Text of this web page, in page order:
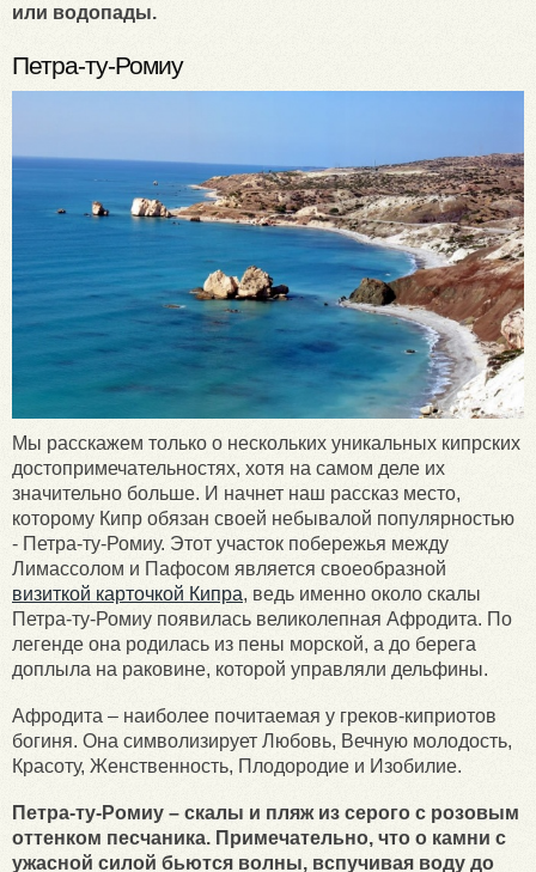
или водопады.
Петра-ту-Ромиу
Мы расскажем только о нескольких уникальных кипрских
достопримечательностях, хотя на самом деле их
значительно больше. И начнет наш рассказ место,
которому Кипр обязан своей небывалой популярностью
- Петра-ту-Ромиу. Этот участок побережья между
Лимассолом и Пафосом является своеобразной
визиткой карточкой Кипра, ведь именно около скалы
Петра-ту-Ромиу появилась великолепная Афродита. По
легенде она родилась из пены морской, а до берега
доплыла на раковине, которой управляли дельфины.
Афродита – наиболее почитаемая у греков-киприотов
богиня. Она символизирует Любовь, Вечную молодость,
Красоту, Женственность, Плодородие и Изобилие.
Петра-ту-Ромиу – скалы и пляж из серого с розовым
оттенком песчаника. Примечательно, что о камни с
ужасной силой бьются волны, вспучивая воду до